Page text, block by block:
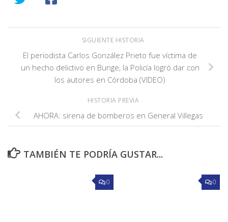
SIGUIENTE HISTORIA
El periodista Carlos González Prieto fue víctima de
un hecho delictivo en Bunge, la Policía logró dar con
los autores en Córdoba (VIDEO)
HISTORIA PREVIA
AHORA: sirena de bomberos en General Villegas
TAMBIÉN TE PODRÍA GUSTAR...
0 0